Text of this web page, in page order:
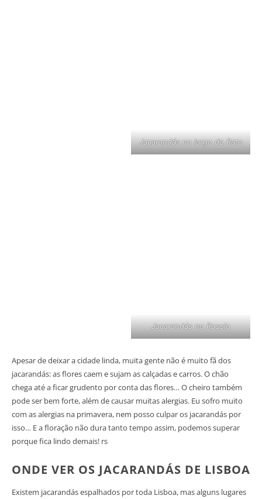
Jacarandás no largo do Rato
Jacarandás no Rossio
Apesar de deixar a cidade linda, muita gente não é muito fã dos
jacarandás: as flores caem e sujam as calçadas e carros. O chão
chega até a ficar grudento por conta das flores… O cheiro também
pode ser bem forte, além de causar muitas alergias. Eu sofro muito
com as alergias na primavera, nem posso culpar os jacarandás por
isso… E a floração não dura tanto tempo assim, podemos superar
porque fica lindo demais! rs
ONDE VER OS JACARANDÁS DE LISBOA
Existem jacarandás espalhados por toda Lisboa, mas alguns lugares